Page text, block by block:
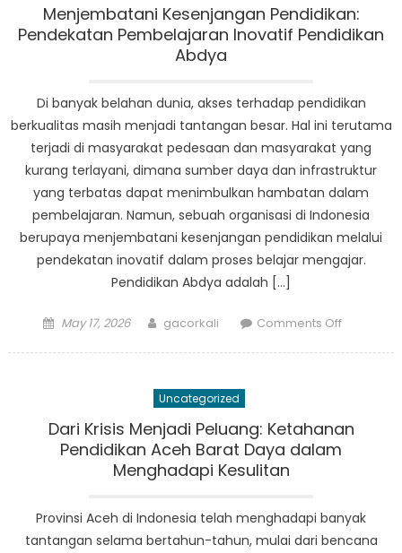
of
Layanan
Students
and
Families
Menjembatani Kesenjangan Pendidikan:
Pendekatan Pembelajaran Inovatif Pendidikan
Abdya
Di banyak belahan dunia, akses terhadap pendidikan
berkualitas masih menjadi tantangan besar. Hal ini terutama
terjadi di masyarakat pedesaan dan masyarakat yang
kurang terlayani, dimana sumber daya dan infrastruktur
yang terbatas dapat menimbulkan hambatan dalam
pembelajaran. Namun, sebuah organisasi di Indonesia
berupaya menjembatani kesenjangan pendidikan melalui
pendekatan inovatif dalam proses belajar mengajar.
Pendidikan Abdya adalah […]
Posted
May 17, 2026 Author
gacorkali Comments Offon
Inovatif
Uncategorized
Dari Krisis Menjadi Peluang: Ketahanan
Pendidikan Aceh Barat Daya dalam
Menghadapi Kesulitan
Provinsi Aceh di Indonesia telah menghadapi banyak
tantangan selama bertahun-tahun, mulai dari bencana